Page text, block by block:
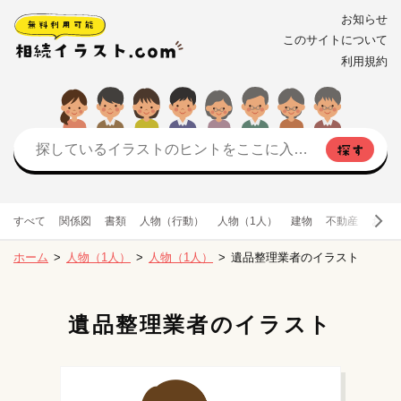
お知らせ
このサイトについて
利用規約
すべて 関係図 書類 人物（行動） 人物（1人） 建物 不動産 お金
ホーム 人物（1人） 人物（1人） 遺品整理業者のイラスト
遺品整理業者のイラスト